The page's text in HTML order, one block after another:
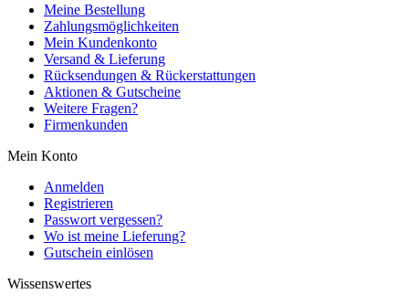
Meine Bestellung
Zahlungsmöglichkeiten
Mein Kundenkonto
Versand & Lieferung
Rücksendungen & Rückerstattungen
Aktionen & Gutscheine
Weitere Fragen?
Firmenkunden
Mein Konto
Anmelden
Registrieren
Passwort vergessen?
Wo ist meine Lieferung?
Gutschein einlösen
Wissenswertes